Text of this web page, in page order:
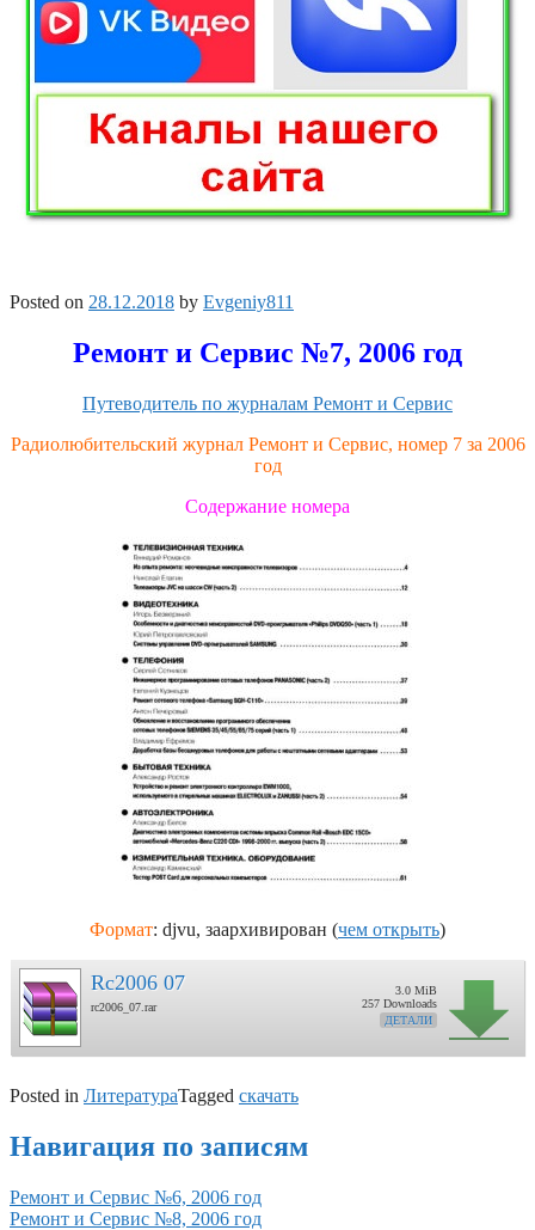
Posted on 28.12.2018 by Evgeniy811
Ремонт и Сервис №7, 2006 год
Путеводитель по журналам Ремонт и Сервис
Радиолюбительский журнал Ремонт и Сервис, номер 7 за 2006
год
Содержание номера
Формат: djvu, заархивирован (чем открыть)
Rc2006 07
rc2006_07.rar
3.0 MiB
257 Downloads
ДЕТАЛИ
Posted in ЛитератураTagged скачать
Навигация по записям
Ремонт и Сервис №6, 2006 год
Ремонт и Сервис №8, 2006 год